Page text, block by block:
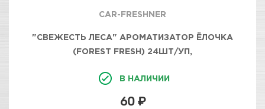
CAR-FRESHNER
"СВЕЖЕСТЬ ЛЕСА" АРОМАТИЗАТОР ЁЛОЧКА
(FOREST FRESH) 24ШТ/УП,
В НАЛИЧИИ
60 ₽